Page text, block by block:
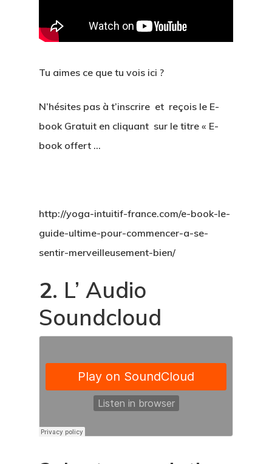
Tu aimes ce que tu vois ici ?
N’hésites pas à t’inscrire et reçois le E-
book Gratuit en cliquant sur le titre « E-
book offert …
http://yoga-intuitif-france.com/e-book-le-
guide-ultime-pour-commencer-a-se-
sentir-merveilleusement-bien/
2. L’ Audio
Soundcloud